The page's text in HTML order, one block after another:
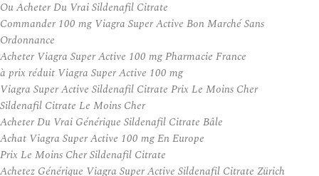
Ou Acheter Du Vrai Sildenafil Citrate
Commander 100 mg Viagra Super Active Bon Marché Sans
Ordonnance
Acheter Viagra Super Active 100 mg Pharmacie France
à prix réduit Viagra Super Active 100 mg
Viagra Super Active Sildenafil Citrate Prix Le Moins Cher
Sildenafil Citrate Le Moins Cher
Acheter Du Vrai Générique Sildenafil Citrate Bâle
Achat Viagra Super Active 100 mg En Europe
Prix Le Moins Cher Sildenafil Citrate
Achetez Générique Viagra Super Active Sildenafil Citrate Zürich